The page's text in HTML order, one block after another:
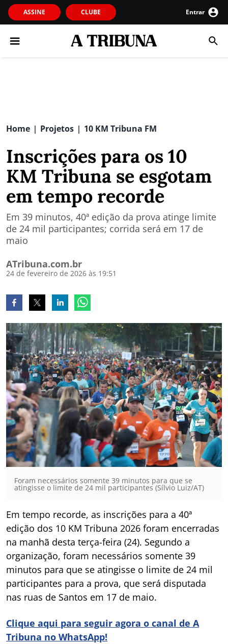
ASSINE CLUBE Entrar
Home | Projetos | 10 KM Tribuna FM
Inscrições para os 10
KM Tribuna se esgotam
em tempo recorde
Em 39 minutos, 40ª edição da prova atinge limite
de 24 mil participantes; corrida será em 17 de
maio
ATribuna.com.br
24 de fevereiro de 2026 às 19:51
Foram necessários somente 39 minutos para que se
atingisse o limite de 24 mil participantes (Sílvio Luiz/AT)
Em tempo recorde, as inscrições para a 40ª
edição dos 10 KM Tribuna 2026 foram encerradas
na manhã desta terça-feira (24). Segundo a
organização, foram necessários somente 39
minutos para que se atingisse o limite de 24 mil
participantes para a prova, que será disputada
nas ruas de Santos em 17 de maio.
Clique aqui para seguir agora o canal de A
Tribuna no WhatsApp!